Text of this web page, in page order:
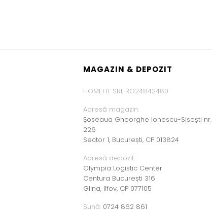
MAGAZIN & DEPOZIT
HOMEFIT SRL RO24842480
Adresă magazin:
Șoseaua Gheorghe Ionescu-Sisești nr.
226
Sector 1, București, CP 013824
Adresă depozit:
Olympia Logistic Center
Centura București 316
Glina, Ilfov, CP 077105
Sună: 0724 862 861